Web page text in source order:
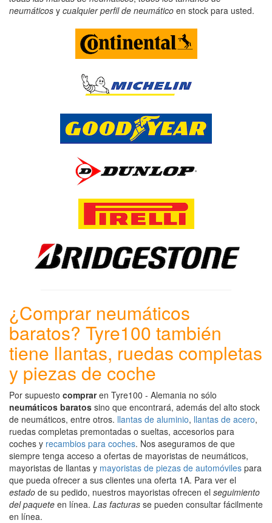
neumáticos y cualquier perfil de neumático en stock para usted.
¿Comprar neumáticos
baratos? Tyre100 también
tiene llantas, ruedas completas
y piezas de coche
Por supuesto compraren Tyre100 - Alemania no sólo
neumáticos baratos sino que encontrará, además del alto stock
de neumáticos, entre otros. llantas de aluminio, llantas de acero,
ruedas completas premontadas o sueltas, accesorios para
coches y recambios para coches. Nos aseguramos de que
siempre tenga acceso a ofertas de mayoristas de neumáticos,
mayoristas de llantas y mayoristas de piezas de automóviles para
que pueda ofrecer a sus clientes una oferta 1A. Para ver el
estado de su pedido, nuestros mayoristas ofrecen el seguimiento
del paquete en línea. Las facturas se pueden consultar fácilmente
en línea.